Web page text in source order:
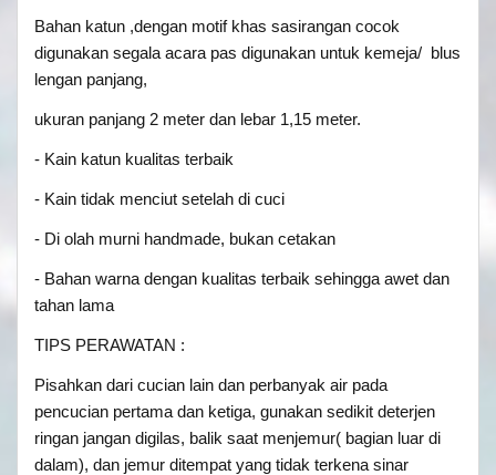
Bahan katun ,dengan motif khas sasirangan cocok
digunakan segala acara pas digunakan untuk kemeja/ blus
lengan panjang,
ukuran panjang 2 meter dan lebar 1,15 meter.
- Kain katun kualitas terbaik
- Kain tidak menciut setelah di cuci
- Di olah murni handmade, bukan cetakan
- Bahan warna dengan kualitas terbaik sehingga awet dan
tahan lama
TIPS PERAWATAN :
Pisahkan dari cucian lain dan perbanyak air pada
pencucian pertama dan ketiga, gunakan sedikit deterjen
ringan jangan digilas, balik saat menjemur( bagian luar di
dalam), dan jemur ditempat yang tidak terkena sinar